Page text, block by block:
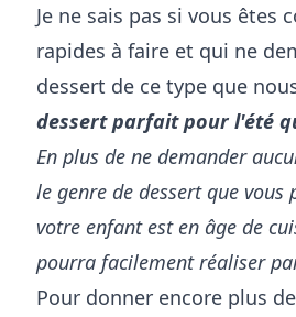
Je ne sais pas si vous
rapides à faire et qui ne
dessert de ce type que
dessert parfait pour l'été
En plus de ne demander
le genre de dessert que vous
votre enfant est en âge de
pourra facilement réaliser
Pour donner encore plus